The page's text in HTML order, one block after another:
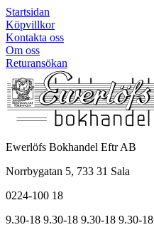
Startsidan
Köpvillkor
Kontakta oss
Om oss
Returansökan
Ewerlöfs Bokhandel Eftr AB
Norrbygatan 5, 733 31 Sala
0224-100 18
9.30-18 9.30-18 9.30-18 9.30-18